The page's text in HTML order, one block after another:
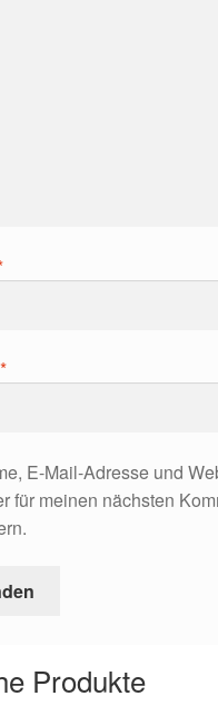
*
E-Mail-Adresse und
für meinen nächsten
Produkte